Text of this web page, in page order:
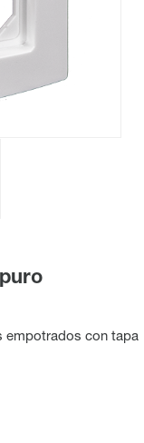
empotrados con tapa